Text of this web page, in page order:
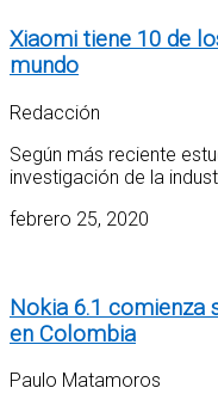
Xiaomi tiene 10 de
mundo
Redacción
Según más reciente
investigación de la
febrero 25, 2020
Nokia 6.1 comienza
en Colombia
Paulo Matamoros